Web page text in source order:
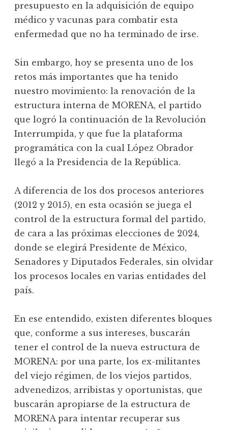
presupuesto en la adquisición de equipo
médico y vacunas para combatir esta
enfermedad que no ha terminado de irse.
Sin embargo, hoy se presenta uno de los
retos más importantes que ha tenido
nuestro movimiento: la renovación de la
estructura interna de MORENA, el partido
que logró la continuación de la Revolución
Interrumpida, y que fue la plataforma
programática con la cual López Obrador
llegó a la Presidencia de la República.
A diferencia de los dos procesos anteriores
(2012 y 2015), en esta ocasión se juega el
control de la estructura formal del partido,
de cara a las próximas elecciones de 2024,
donde se elegirá Presidente de México,
Senadores y Diputados Federales, sin olvidar
los procesos locales en varias entidades del
país.
En ese entendido, existen diferentes bloques
que, conforme a sus intereses, buscarán
tener el control de la nueva estructura de
MORENA: por una parte, los ex-militantes
del viejo régimen, de los viejos partidos,
advenedizos, arribistas y oportunistas, que
buscarán apropiarse de la estructura de
MORENA para intentar recuperar sus